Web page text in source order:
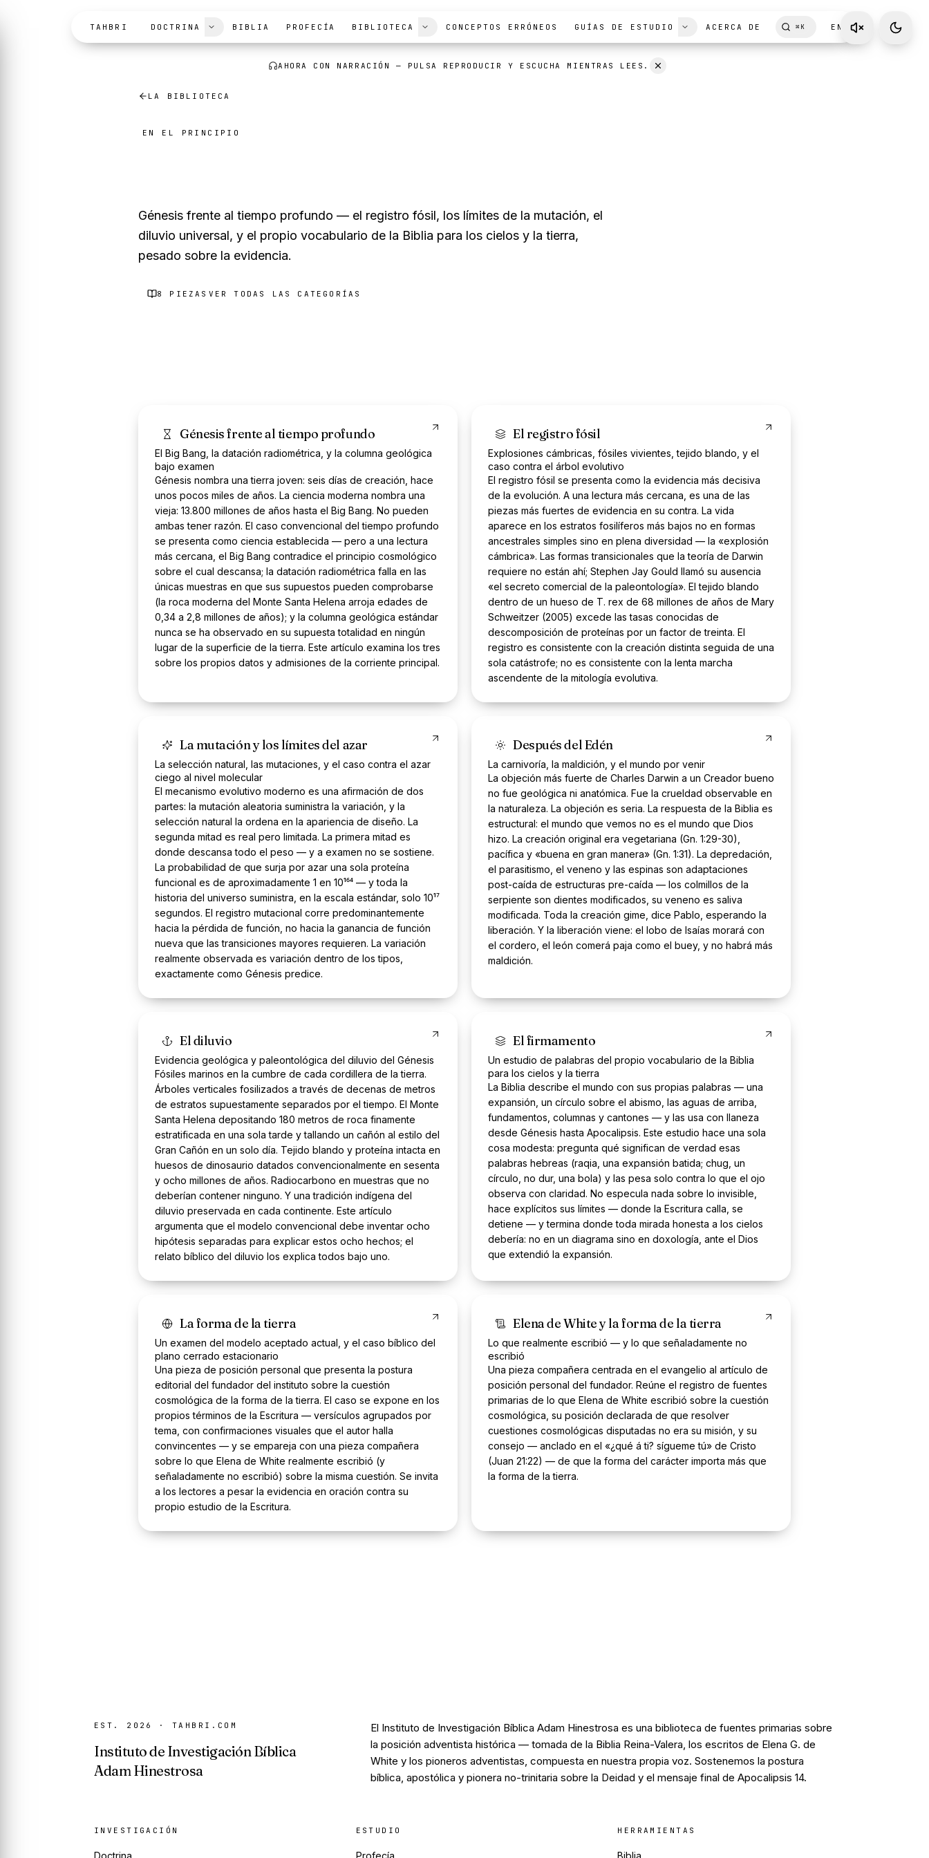
AHORA CON NARRACIÓN — PULSA REPRODUCIR Y ESCUCHA MIENTRAS LEES.
TAHBRI DOCTRINA BIBLIA PROFECÍA BIBLIOTECA CONCEPTOS ERRÓNEOS GUÍAS DE ESTUDIO ACERCA DE ⌘ K EN
LA BIBLIOTECA
EN EL PRINCIPIO
Génesis frente al tiempo profundo — el registro fósil, los límites de la mutación, el
diluvio universal, y el propio vocabulario de la Biblia para los cielos y la tierra,
pesado sobre la evidencia.
8 PIEZAS VER TODAS LAS CATEGORÍAS
Génesis frente al tiempo profundo
El Big Bang, la datación radiométrica, y la columna geológica
bajo examen
Génesis nombra una tierra joven: seis días de creación, hace
unos pocos miles de años. La ciencia moderna nombra una
vieja: 13.800 millones de años hasta el Big Bang. No pueden
ambas tener razón. El caso convencional del tiempo profundo
se presenta como ciencia establecida — pero a una lectura
más cercana, el Big Bang contradice el principio cosmológico
sobre el cual descansa; la datación radiométrica falla en las
únicas muestras en que sus supuestos pueden comprobarse
(la roca moderna del Monte Santa Helena arroja edades de
0,34 a 2,8 millones de años); y la columna geológica estándar
nunca se ha observado en su supuesta totalidad en ningún
lugar de la superficie de la tierra. Este artículo examina los tres
sobre los propios datos y admisiones de la corriente principal.
El registro fósil
Explosiones cámbricas, fósiles vivientes, tejido blando, y el
caso contra el árbol evolutivo
El registro fósil se presenta como la evidencia más decisiva
de la evolución. A una lectura más cercana, es una de las
piezas más fuertes de evidencia en su contra. La vida
aparece en los estratos fosilíferos más bajos no en formas
ancestrales simples sino en plena diversidad — la «explosión
cámbrica». Las formas transicionales que la teoría de Darwin
requiere no están ahí; Stephen Jay Gould llamó su ausencia
«el secreto comercial de la paleontología». El tejido blando
dentro de un hueso de T. rex de 68 millones de años de Mary
Schweitzer (2005) excede las tasas conocidas de
descomposición de proteínas por un factor de treinta. El
registro es consistente con la creación distinta seguida de una
sola catástrofe; no es consistente con la lenta marcha
ascendente de la mitología evolutiva.
La mutación y los límites del azar
La selección natural, las mutaciones, y el caso contra el azar
ciego al nivel molecular
El mecanismo evolutivo moderno es una afirmación de dos
partes: la mutación aleatoria suministra la variación, y la
selección natural la ordena en la apariencia de diseño. La
segunda mitad es real pero limitada. La primera mitad es
donde descansa todo el peso — y a examen no se sostiene.
La probabilidad de que surja por azar una sola proteína
funcional es de aproximadamente 1 en 10¹⁶⁴ — y toda la
historia del universo suministra, en la escala estándar, solo 10¹⁷
segundos. El registro mutacional corre predominantemente
hacia la pérdida de función, no hacia la ganancia de función
nueva que las transiciones mayores requieren. La variación
realmente observada es variación dentro de los tipos,
exactamente como Génesis predice.
Después del Edén
La carnivoría, la maldición, y el mundo por venir
La objeción más fuerte de Charles Darwin a un Creador bueno
no fue geológica ni anatómica. Fue la crueldad observable en
la naturaleza. La objeción es seria. La respuesta de la Biblia es
estructural: el mundo que vemos no es el mundo que Dios
hizo. La creación original era vegetariana (Gn. 1:29-30),
pacífica y «buena en gran manera» (Gn. 1:31). La depredación,
el parasitismo, el veneno y las espinas son adaptaciones
post-caída de estructuras pre-caída — los colmillos de la
serpiente son dientes modificados, su veneno es saliva
modificada. Toda la creación gime, dice Pablo, esperando la
liberación. Y la liberación viene: el lobo de Isaías morará con
el cordero, el león comerá paja como el buey, y no habrá más
maldición.
El diluvio
Evidencia geológica y paleontológica del diluvio del Génesis
Fósiles marinos en la cumbre de cada cordillera de la tierra.
Árboles verticales fosilizados a través de decenas de metros
de estratos supuestamente separados por el tiempo. El Monte
Santa Helena depositando 180 metros de roca finamente
estratificada en una sola tarde y tallando un cañón al estilo del
Gran Cañón en un solo día. Tejido blando y proteína intacta en
huesos de dinosaurio datados convencionalmente en sesenta
y ocho millones de años. Radiocarbono en muestras que no
deberían contener ninguno. Y una tradición indígena del
diluvio preservada en cada continente. Este artículo
argumenta que el modelo convencional debe inventar ocho
hipótesis separadas para explicar estos ocho hechos; el
relato bíblico del diluvio los explica todos bajo uno.
El firmamento
Un estudio de palabras del propio vocabulario de la Biblia
para los cielos y la tierra
La Biblia describe el mundo con sus propias palabras — una
expansión, un círculo sobre el abismo, las aguas de arriba,
fundamentos, columnas y cantones — y las usa con llaneza
desde Génesis hasta Apocalipsis. Este estudio hace una sola
cosa modesta: pregunta qué significan de verdad esas
palabras hebreas (raqia, una expansión batida; chug, un
círculo, no dur, una bola) y las pesa solo contra lo que el ojo
observa con claridad. No especula nada sobre lo invisible,
hace explícitos sus límites — donde la Escritura calla, se
detiene — y termina donde toda mirada honesta a los cielos
debería: no en un diagrama sino en doxología, ante el Dios
que extendió la expansión.
La forma de la tierra
Un examen del modelo aceptado actual, y el caso bíblico del
plano cerrado estacionario
Una pieza de posición personal que presenta la postura
editorial del fundador del instituto sobre la cuestión
cosmológica de la forma de la tierra. El caso se expone en los
propios términos de la Escritura — versículos agrupados por
tema, con confirmaciones visuales que el autor halla
convincentes — y se empareja con una pieza compañera
sobre lo que Elena de White realmente escribió (y
señaladamente no escribió) sobre la misma cuestión. Se invita
a los lectores a pesar la evidencia en oración contra su
propio estudio de la Escritura.
Elena de White y la forma de la tierra
Lo que realmente escribió — y lo que señaladamente no
escribió
Una pieza compañera centrada en el evangelio al artículo de
posición personal del fundador. Reúne el registro de fuentes
primarias de lo que Elena de White escribió sobre la cuestión
cosmológica, su posición declarada de que resolver
cuestiones cosmológicas disputadas no era su misión, y su
consejo — anclado en el «¿qué á ti? sígueme tú» de Cristo
(Juan 21:22) — de que la forma del carácter importa más que
la forma de la tierra.
EST. 2026 · TAHBRI.COM
Instituto de Investigación Bíblica
Adam Hinestrosa
El Instituto de Investigación Bíblica Adam Hinestrosa es una biblioteca de fuentes primarias sobre
la posición adventista histórica — tomada de la Biblia Reina-Valera, los escritos de Elena G. de
White y los pioneros adventistas, compuesta en nuestra propia voz. Sostenemos la postura
bíblica, apostólica y pionera no-trinitaria sobre la Deidad y el mensaje final de Apocalipsis 14.
INVESTIGACIÓN
Doctrina
ESTUDIO
Profecía
HERRAMIENTAS
Biblia